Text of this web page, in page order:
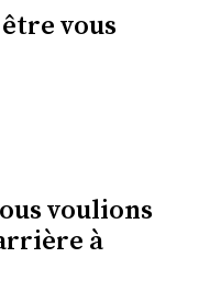
vous
voulions
à